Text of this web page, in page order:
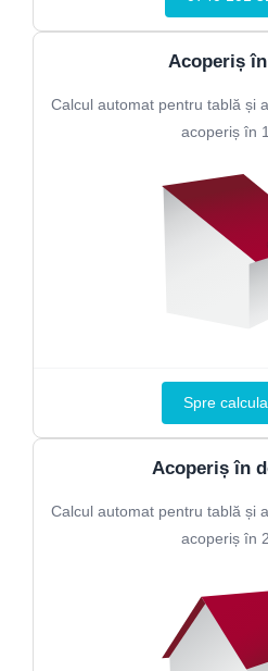
Acoperiș
Calcul automat pentru tablă și
acoperiș în
Spre
Acoperiș în
Calcul automat pentru tablă și
acoperiș în